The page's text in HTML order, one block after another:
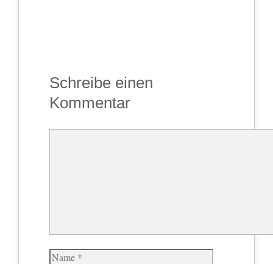
Schreibe einen
Kommentar
Name